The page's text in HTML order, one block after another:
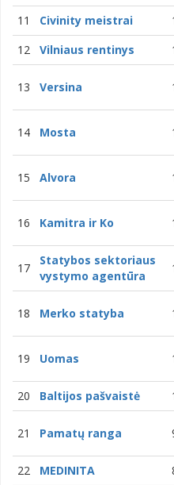
11 Civinity meistrai
12
Vilniaus rentinys
13 Versina
14 Mosta
15 Alvora
16 Kamitra ir Ko
17
Statybos sektoriaus
vystymo agentūra
18 Merko statyba
19 Uomas
20
Baltijos pašvaistė
21 Pamatų ranga
22
MEDINITA